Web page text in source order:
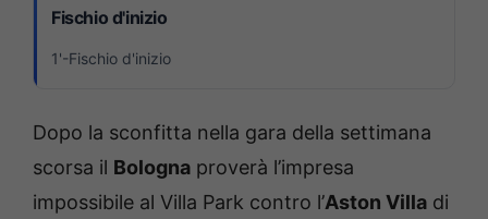
Fischio d'inizio
1'-Fischio d'inizio
Dopo la sconfitta nella gara della settimana
scorsa il Bologna proverà l’impresa
impossibile al Villa Park contro l’Aston Villa di